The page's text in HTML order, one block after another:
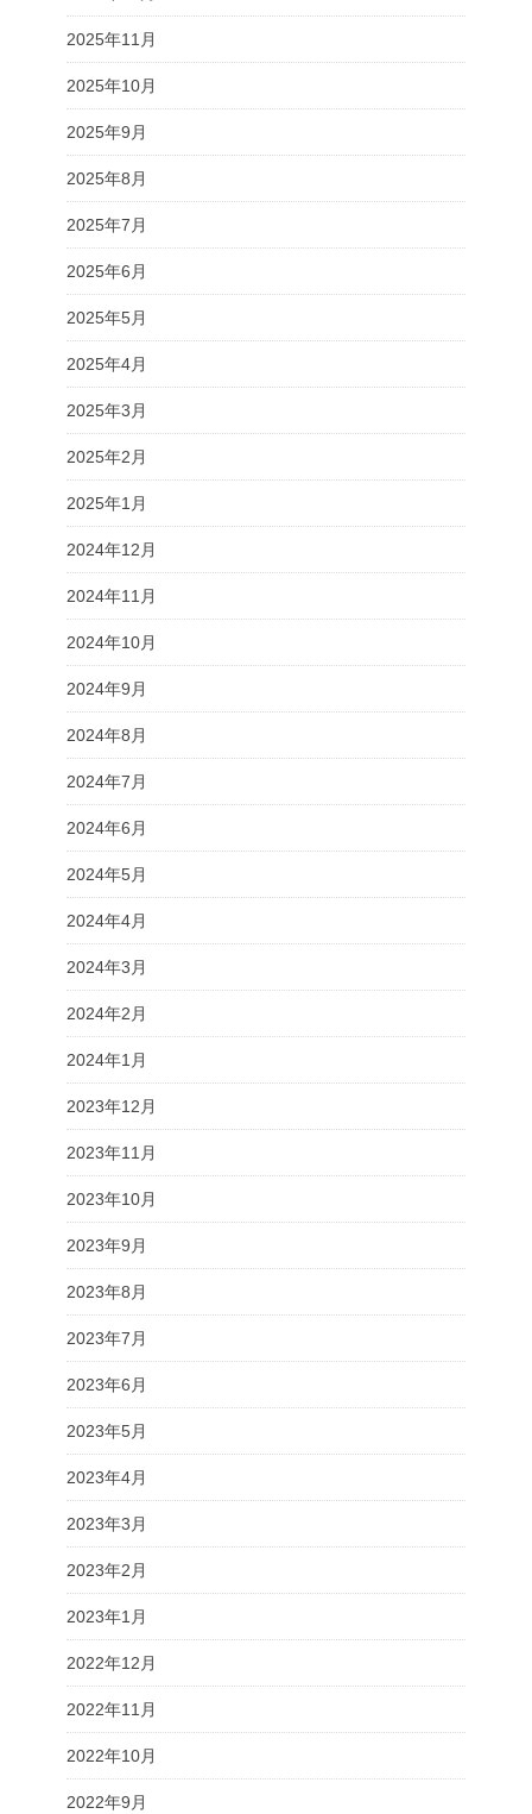
2025年11月
2025年10月
2025年9月
2025年8月
2025年7月
2025年6月
2025年5月
2025年4月
2025年3月
2025年2月
2025年1月
2024年12月
2024年11月
2024年10月
2024年9月
2024年8月
2024年7月
2024年6月
2024年5月
2024年4月
2024年3月
2024年2月
2024年1月
2023年12月
2023年11月
2023年10月
2023年9月
2023年8月
2023年7月
2023年6月
2023年5月
2023年4月
2023年3月
2023年2月
2023年1月
2022年12月
2022年11月
2022年10月
2022年9月